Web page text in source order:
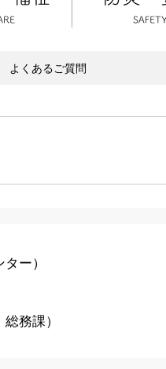
よくあるご質問
ター）
総務課）